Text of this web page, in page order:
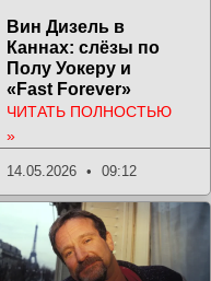
Вин Дизель в
Каннах: слёзы по
Полу Уокеру и
«Fast Forever»
ЧИТАТЬ ПОЛНОСТЬЮ
»
14.05.2026 09:12